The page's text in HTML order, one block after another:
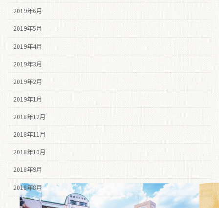
2019年6月
2019年5月
2019年4月
2019年3月
2019年2月
2019年1月
2018年12月
2018年11月
2018年10月
2018年9月
2018年8月